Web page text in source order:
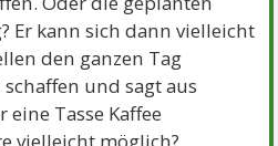
Er kann sich dann vielleicht
den ganzen Tag
und sagt aus
Tasse Kaffee
vielleicht möglich?